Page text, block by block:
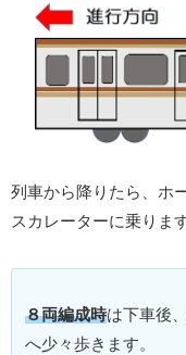
列車から降りたら、ホ
スカレーターに乗ります
８両編成時は下車後
へ少々歩きます。